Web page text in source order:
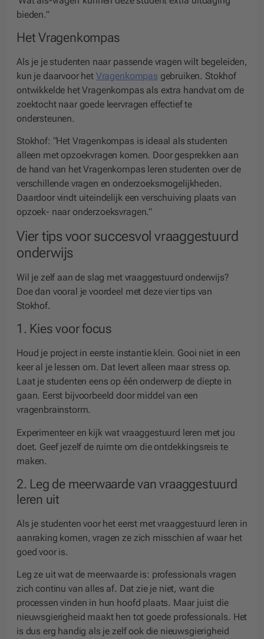
bieden.”
Het Vragenkompas
Als je je studenten naar passende vragen wilt begeleiden,
kun je daarvoor het Vragenkompas gebruiken. Stokhof
ontwikkelde het Vragenkompas als extra handvat om de
zoektocht naar goede leervragen effectief te
ondersteunen.
Stokhof: “Het Vragenkompas is ideaal als studenten
alleen met opzoekvragen komen. Door gesprekken aan
de hand van het Vragenkompas leren studenten over de
verschillende vragen en onderzoeksmogelijkheden.
Daardoor vindt uiteindelijk een verschuiving plaats van
opzoek- naar onderzoeksvragen.”
Vier tips voor succesvol vraaggestuurd
onderwijs
Wil je zelf aan de slag met vraaggestuurd onderwijs?
Doe dan vooral je voordeel met deze vier tips van
Stokhof.
1. Kies voor focus
Houd je project in eerste instantie klein. Gooi niet in een
keer al je lessen om. Dat levert alleen maar stress op.
Laat je studenten eens op één onderwerp de diepte in
gaan. Eerst bijvoorbeeld door middel van een
vragenbrainstorm.
Experimenteer en kijk wat vraaggestuurd leren met jou
doet. Geef jezelf de ruimte om die ontdekkingsreis te
maken.
2. Leg de meerwaarde van vraaggestuurd
leren uit
Als je studenten voor het eerst met vraaggestuurd leren in
aanraking komen, vragen ze zich misschien af waar het
goed voor is.
Leg ze uit wat de meerwaarde is: professionals vragen
zich continu van alles af. Dat zie je niet, want die
processen vinden in hun hoofd plaats. Maar juist die
nieuwsgierigheid maakt hen tot goede professionals. Het
is dus erg handig als je zelf ook die nieuwsgierigheid